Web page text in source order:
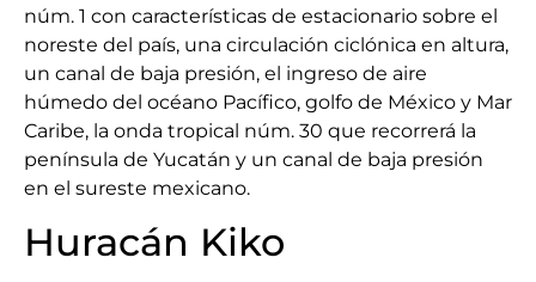
núm. 1 con características de estacionario sobre el
noreste del país, una circulación ciclónica en altura,
un canal de baja presión, el ingreso de aire
húmedo del océano Pacífico, golfo de México y Mar
Caribe, la onda tropical núm. 30 que recorrerá la
península de Yucatán y un canal de baja presión
en el sureste mexicano.
Huracán Kiko